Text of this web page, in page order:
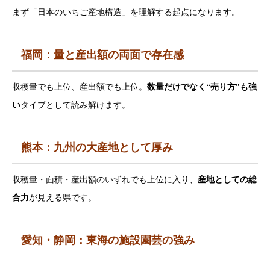
まず「日本のいちご産地構造」を理解する起点になります。
福岡：量と産出額の両面で存在感
収穫量でも上位、産出額でも上位。 数量だけでなく“売り方”も強
いタイプとして読み解けます。
熊本：九州の大産地として厚み
収穫量・面積・産出額のいずれでも上位に入り、 産地としての総
合力が見える県です。
愛知・静岡：東海の施設園芸の強み